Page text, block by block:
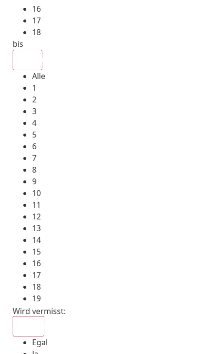
16
17
18
bis
Alle
1
2
3
4
5
6
7
8
9
10
11
12
13
14
15
16
17
18
19
Wird vermisst:
Egal